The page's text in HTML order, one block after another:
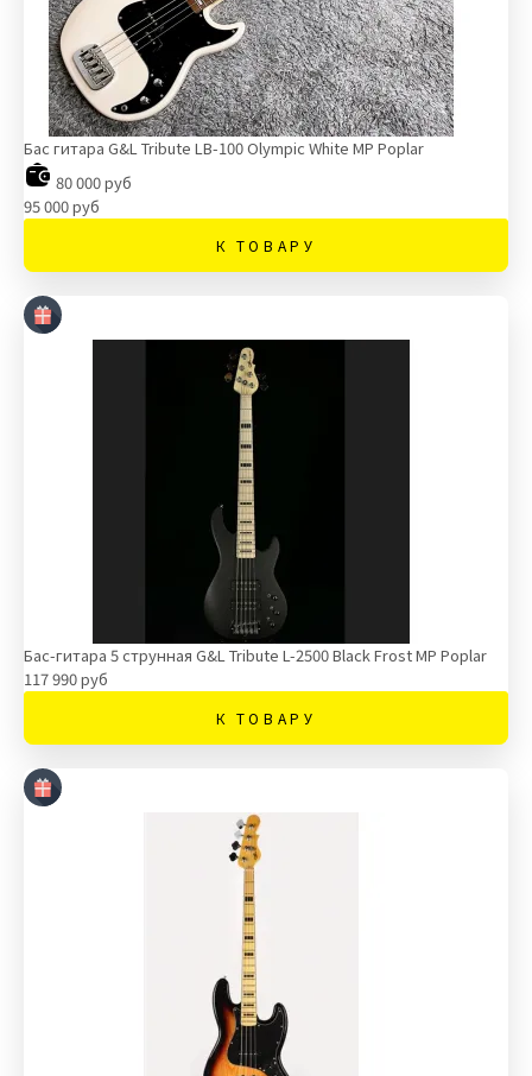
Бас гитара G&L Tribute LB-100 Olympic White MP Poplar
80 000 руб
95 000 руб
К ТОВАРУ
Бас-гитара 5 струнная G&L Tribute L-2500 Black Frost MP Poplar
117 990 руб
К ТОВАРУ